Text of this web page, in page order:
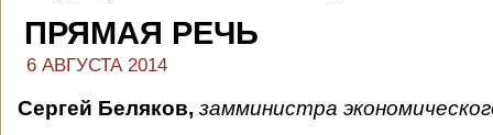
ПРЯМАЯ РЕЧЬ
6 АВГУСТА 2014
Сергей Беляков, замминистра